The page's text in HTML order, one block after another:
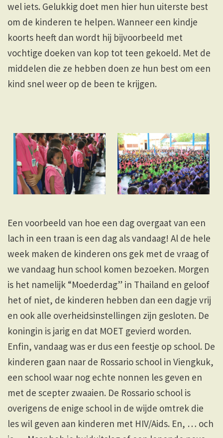
wel iets. Gelukkig doet men hier hun uiterste best
om de kinderen te helpen. Wanneer een kindje
koorts heeft dan wordt hij bijvoorbeeld met
vochtige doeken van kop tot teen gekoeld. Met de
middelen die ze hebben doen ze hun best om een
kind snel weer op de been te krijgen.
Een voorbeeld van hoe een dag overgaat van een
lach in een traan is een dag als vandaag! Al de hele
week maken de kinderen ons gek met de vraag of
we vandaag hun school komen bezoeken. Morgen
is het namelijk “Moederdag” in Thailand en geloof
het of niet, de kinderen hebben dan een dagje vrij
en ook alle overheidsinstellingen zijn gesloten. De
koningin is jarig en dat MOET gevierd worden.
Enfin, vandaag was er dus een feestje op school. De
kinderen gaan naar de Rossario school in Viengkuk,
een school waar nog echte nonnen les geven en
met de scepter zwaaien. De Rossario school is
overigens de enige school in de wijde omtrek die
les wil geven aan kinderen met HIV/Aids. En, … och